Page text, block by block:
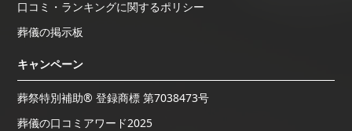
口コミ・ランキングに関するポリシー
葬儀の掲示板
キャンペーン
葬祭特別補助® 登録商標 第7038473号
葬儀の口コミアワード2025